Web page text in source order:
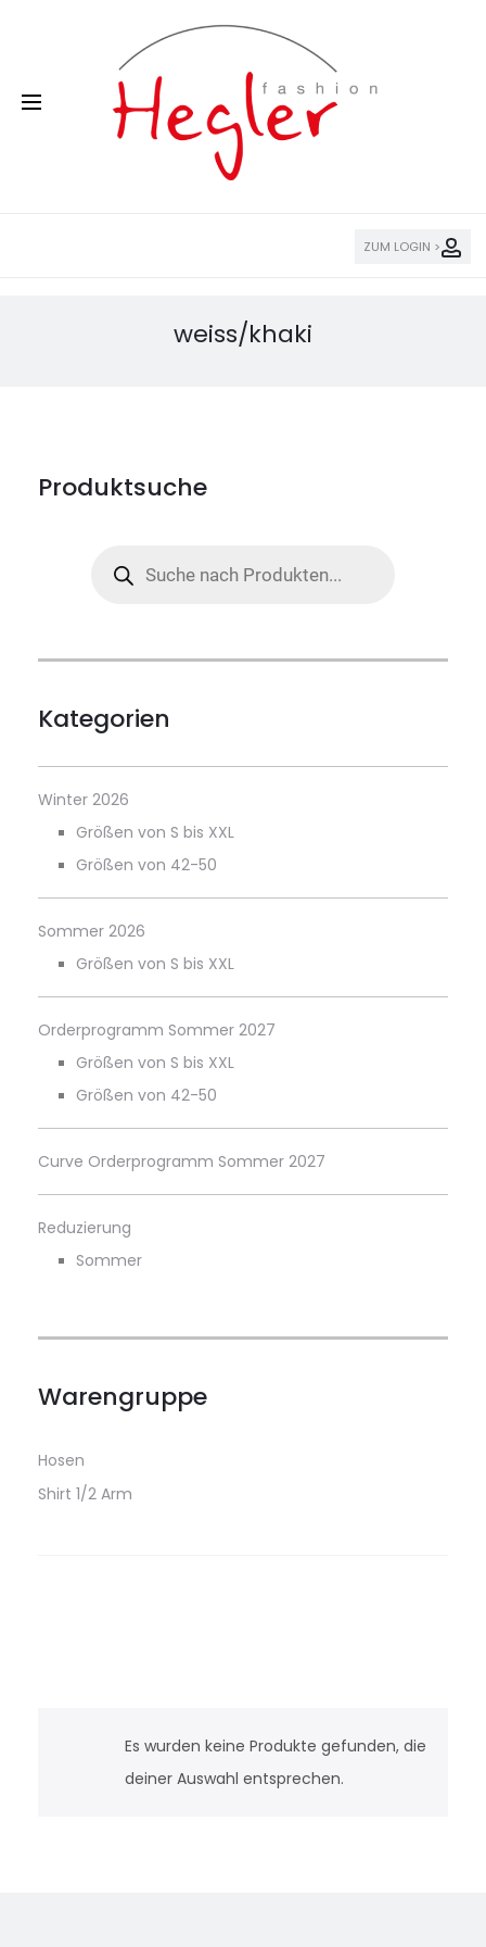
ZUM LOGIN >
weiss/khaki
Es wurden keine Produkte gefunden, die
deiner Auswahl entsprechen.
Produktsuche
search
Kategorien
Winter 2026
Größen von S bis XXL
Größen von 42-50
Sommer 2026
Größen von S bis XXL
Orderprogramm Sommer 2027
Größen von S bis XXL
Größen von 42-50
Curve Orderprogramm Sommer 2027
Reduzierung
Sommer
Warengruppe
Hosen
Shirt 1/2 Arm